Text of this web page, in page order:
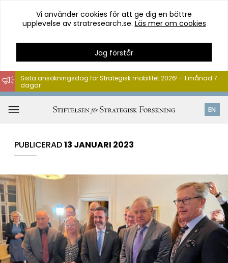
Hoppa
till
innehåll
Vi använder cookies för att ge dig en bättre
upplevelse av stratresearch.se. Läs mer om cookies
Jag förstår
EN
Sista ansökningsdag för Strategisk mobilitet 2026! - 1 månad 7
dagar
PUBLICERAD13 JANUARI 2023